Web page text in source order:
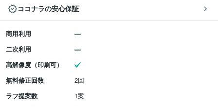
ココナラの安心保証
商用利用
二次利用
高解像度（印刷可）
無料修正回数
2回
ラフ提案数
1案